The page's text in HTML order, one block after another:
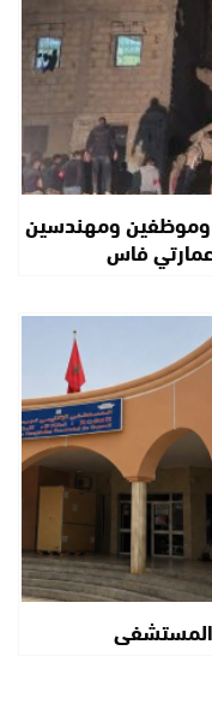
وموظفين ومهندسين
فاس
المستشفى